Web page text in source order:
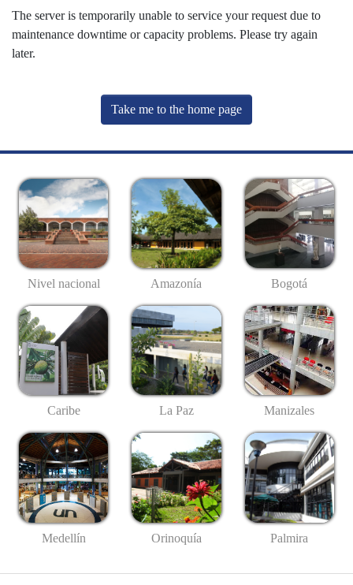
The server is temporarily unable to service your request due to
maintenance downtime or capacity problems. Please try again
later.
Take me to the home page
Nivel nacional Amazonía Bogotá
Caribe La Paz Manizales
Medellín Orinoquía Palmira